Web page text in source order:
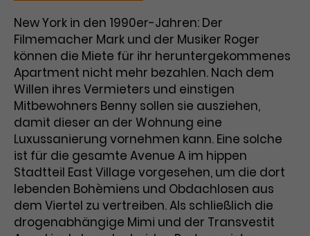
Zweck
gesendet. Solange es gesetzt ist,
werden bestimmte
Datenübertragungen
unterbunden.
Name IDE
Anbieter Google / DoubleClick
Laufzeit 1 Jahr
Zweck
Dieses Cookie dient der Anzeige
personalisierter Werbung und
misst die Wirksamkeit von
Werbekampagnen über
verschiedene Websites hinweg.
New York in den 1990er-Jahren: Der
Filmemacher Mark und der Musiker Roger
können die Miete für ihr heruntergekommenes
Apartment nicht mehr bezahlen. Nach dem
Willen ihres Vermieters und einstigen
Mitbewohners Benny sollen sie ausziehen,
damit dieser an der Wohnung eine
Luxussanierung vornehmen kann. Eine solche
ist für die gesamte Avenue A im hippen
Stadtteil East Village vorgesehen, um die dort
lebenden Bohèmiens und Obdachlosen aus
dem Viertel zu vertreiben. Als schließlich die
drogenabhängige Mimi und der Transvestit